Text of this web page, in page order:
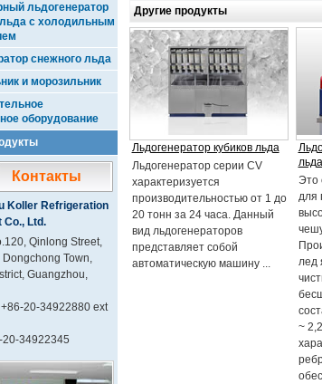
льдогенератор
с холодильным
снежного льда
и морозильник
оборудование
Контакты
Koller Refrigeration
Co., Ltd.
Qinlong Street,
Dongchong Town,
Guangzhou,
+86-20-34922880 ext
20-34922345
Другие продукты
Льдогенератор кубиков льда
Льдогенератор серии CV
характеризуется
производительностью от 1 до
20 тонн за 24 часа. Данный
вид льдогенераторов
представляет собой
автоматическую машину ...
льда
Это
для
лед
~